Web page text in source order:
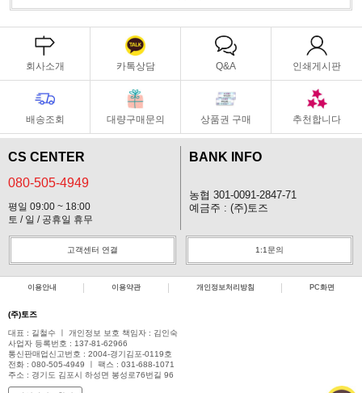
회사소개 카톡상담 Q&A 인쇄게시판
배송조회 대량구매문의 상품권 구매 추천합니다
CS CENTER
080-505-4949
평일 09:00 ~ 18:00
토 / 일 / 공휴일 휴무
BANK INFO
농협 301-0091-2847-71
예금주 : (주)토즈
고객센터 연결 1:1문의
이용안내 이용약관 개인정보처리방침 PC화면
(주)토즈
대표 : 길철수 ㅣ 개인정보 보호 책임자 : 김인숙
사업자 등록번호 : 137-81-62966
통신판매업신고번호 : 2004-경기김포-0119호
전화 : 080-505-4949 ㅣ 팩스 : 031-688-1071
주소 : 경기도 김포시 하성면 봉성로76번길 96